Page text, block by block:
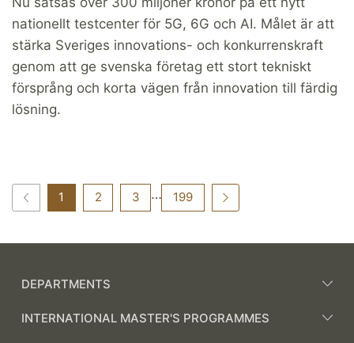
nationellt testcenter för 5G, 6G och AI. Målet är att
stärka Sveriges innovations- och konkurrenskraft
genom att ge svenska företag ett stort tekniskt
försprång och korta vägen från innovation till färdig
lösning.
1 2 3 … 199
DEPARTMENTS
INTERNATIONAL MASTER'S PROGRAMMES